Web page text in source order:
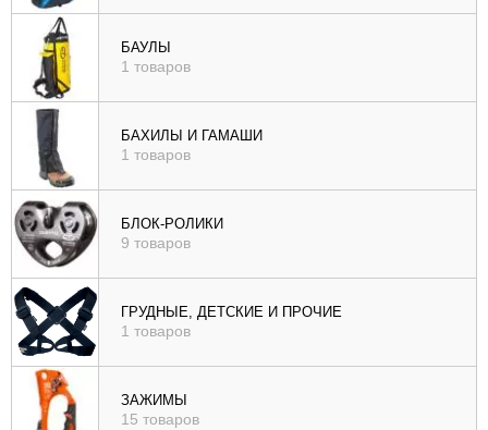
возр
убыв
БАУЛЫ
1 товаров
БАХИЛЫ И ГАМАШИ
1 товаров
БЛОК-РОЛИКИ
9 товаров
ГРУДНЫЕ, ДЕТСКИЕ И ПРОЧИЕ
1 товаров
ЗАЖИМЫ
15 товаров